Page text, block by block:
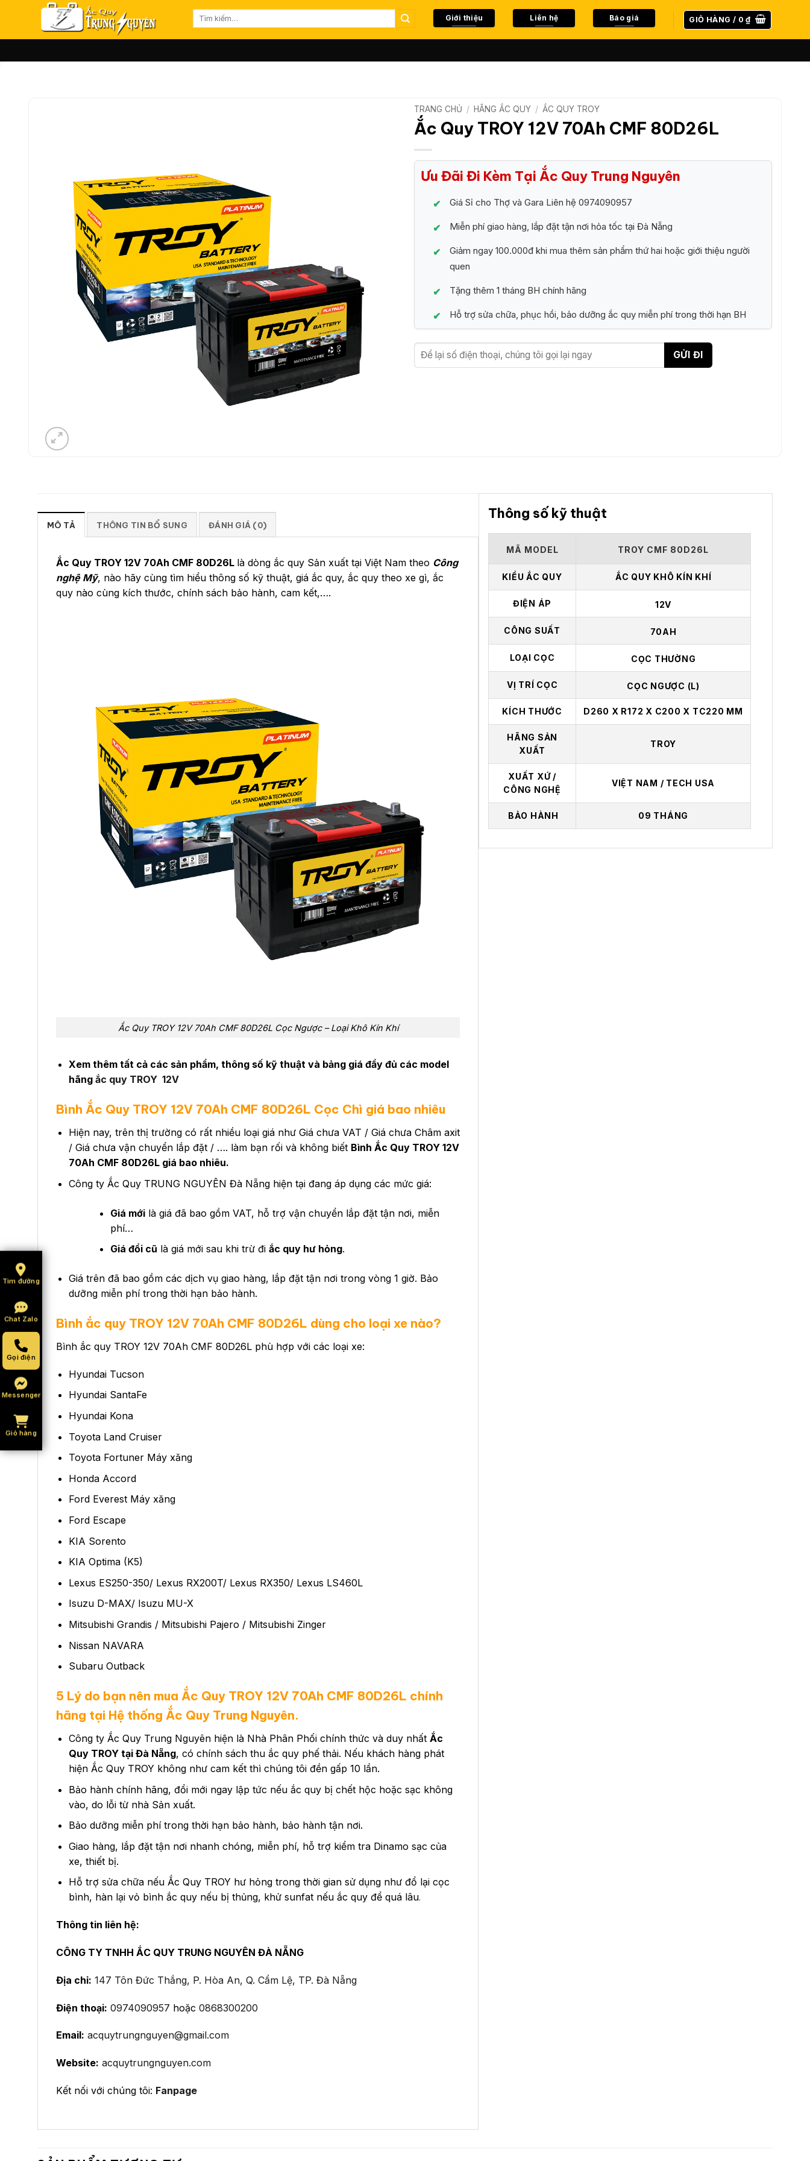
nội
Tìm
Giới thiệu Liên hệ Báo giá GIỎ HÀNG / 0₫
TRANG CHỦ / HÃNG ẮC QUY / ẮC QUY TROY
Ắc Quy TROY 12V 70Ah CMF 80D26L
Ưu Đãi Đi Kèm Tại Ắc Quy Trung Nguyên
Giá Sỉ cho Thợ và Gara Liên hệ 0974090957
Miễn phí giao hàng, lắp đặt tận nơi hỏa tốc tại Đà Nẵng
Giảm ngay 100.000đ khi mua thêm sản phẩm thứ hai hoặc giới thiệu người
quen
Tặng thêm 1 tháng BH chính hãng
Hỗ trợ sửa chữa, phục hồi, bảo dưỡng ắc quy miễn phí trong thời hạn BH
MÔ TẢ THÔNG TIN BỔ SUNG ĐÁNH GIÁ (0)
Ắc Quy TROY 12V 70Ah CMF 80D26L là dòng ắc quy Sản xuất tại Việt Nam theo Công
nghệ Mỹ, nào hãy cùng tìm hiểu thông số kỹ thuật, giá ắc quy, ắc quy theo xe gì, ắc
quy nào cùng kích thước, chính sách bảo hành, cam kết,….
Ắc Quy TROY 12V 70Ah CMF 80D26L Cọc Ngược – Loại Khô Kín Khí
Xem thêm tất cả các sản phẩm, thông số kỹ thuật và bảng giá đầy đủ các model
hãngắc quy TROY 12V
Bình Ắc Quy TROY 12V 70Ah CMF 80D26L Cọc Chì giá bao nhiêu
Hiện nay, trên thị trường có rất nhiều loại giá như Giá chưa VAT / Giá chưa Châm axit
/ Giá chưa vận chuyển lắp đặt / …. làm bạn rối và không biết Bình Ắc Quy TROY 12V
70Ah CMF 80D26L giá bao nhiêu.
Công ty Ắc Quy TRUNG NGUYÊN Đà Nẵng hiện tại đang áp dụng các mức giá:
Giá mớilà giá đã bao gồm VAT, hỗ trợ vận chuyển lắp đặt tận nơi, miễn
phí…
Giá đổi cũ là giá mới sau khi trừ đi ắc quy hư hỏng.
Giá trên đã bao gồm các dịch vụ giao hàng, lắp đặt tận nơi trong vòng 1 giờ. Bảo
dưỡng miễn phí trong thời hạn bảo hành.
Bình ắc quy TROY 12V 70Ah CMF 80D26L dùng cho loại xe nào?
Bình ắc quy TROY 12V 70Ah CMF 80D26L phù hợp với các loại xe:
Hyundai Tucson
Hyundai SantaFe
Hyundai Kona
Toyota Land Cruiser
Toyota Fortuner Máy xăng
Honda Accord
Ford Everest Máy xăng
Ford Escape
KIA Sorento
KIA Optima (K5)
Lexus ES250-350/ Lexus RX200T/ Lexus RX350/ Lexus LS460L
Isuzu D-MAX/ Isuzu MU-X
Mitsubishi Grandis / Mitsubishi Pajero / Mitsubishi Zinger
Nissan NAVARA
Subaru Outback
5 Lý do bạn nên mua Ắc Quy TROY 12V 70Ah CMF 80D26L chính
hãng tại Hệ thống Ắc Quy Trung Nguyên.
Công ty Ắc Quy Trung Nguyên hiện là Nhà Phân Phối chính thức và duy nhất Ắc
Quy TROY tại Đà Nẵng, có chính sách thu ắc quy phế thải. Nếu khách hàng phát
hiện Ắc Quy TROY không như cam kết thì chúng tôi đền gấp 10 lần.
Bảo hành chính hãng, đổi mới ngay lập tức nếu ắc quy bị chết hộc hoặc sạc không
vào, do lỗi từ nhà Sản xuất.
Bảo dưỡng miễn phí trong thời hạn bảo hành, bảo hành tận nơi.
Giao hàng, lắp đặt tận nơi nhanh chóng, miễn phí, hỗ trợ kiểm tra Dinamo sạc của
xe, thiết bị.
Hỗ trợ sửa chữa nếu Ắc Quy TROY hư hỏng trong thời gian sử dụng như đổ lại cọc
bình, hàn lại vỏ bình ắc quy nếu bị thủng, khử sunfat nếu ắc quy để quá lâu.
Thông tin liên hệ:
CÔNG TY TNHH ẮC QUY TRUNG NGUYÊN ĐÀ NẴNG
Địa chỉ: 147 Tôn Đức Thắng, P. Hòa An, Q. Cẩm Lệ, TP. Đà Nẵng
Điện thoại: 0974090957 hoặc 0868300200
Email: acquytrungnguyen@gmail.com
Website: acquytrungnguyen.com
Kết nối với chúng tôi: Fanpage
Thông số kỹ thuật
MÃ MODEL TROY CMF 80D26L
KIỂU ẮC QUY ẮC QUY KHÔ KÍN KHÍ
ĐIỆN ÁP 12V
CÔNG SUẤT 70AH
LOẠI CỌC CỌC THƯỜNG
VỊ TRÍ CỌC CỌC NGƯỢC (L)
KÍCH THƯỚC D260 X R172 X C200 X TC220 MM
HÃNG SẢN
XUẤT
TROY
XUẤT XỨ /
CÔNG NGHỆ
VIỆT NAM / TECH USA
BẢO HÀNH 09 THÁNG
Tìm đường
Chat Zalo
Gọi điện
Messenger
Giỏ hàng